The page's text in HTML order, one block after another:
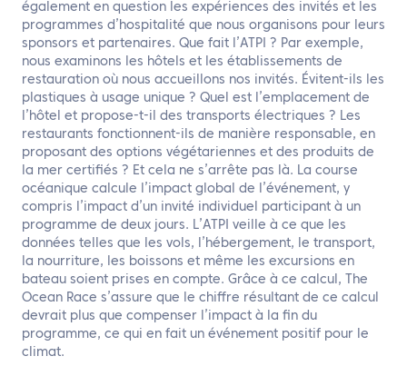
également en question les expériences des invités et les
programmes d’hospitalité que nous organisons pour leurs
sponsors et partenaires. Que fait l’ATPI ? Par exemple,
nous examinons les hôtels et les établissements de
restauration où nous accueillons nos invités. Évitent-ils les
plastiques à usage unique ? Quel est l’emplacement de
l’hôtel et propose-t-il des transports électriques ? Les
restaurants fonctionnent-ils de manière responsable, en
proposant des options végétariennes et des produits de
la mer certifiés ? Et cela ne s’arrête pas là. La course
océanique calcule l’impact global de l’événement, y
compris l’impact d’un invité individuel participant à un
programme de deux jours. L’ATPI veille à ce que les
données telles que les vols, l’hébergement, le transport,
la nourriture, les boissons et même les excursions en
bateau soient prises en compte. Grâce à ce calcul, The
Ocean Race s’assure que le chiffre résultant de ce calcul
devrait plus que compenser l’impact à la fin du
programme, ce qui en fait un événement positif pour le
climat.